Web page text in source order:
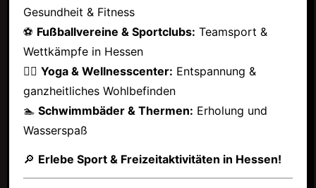
Gesundheit & Fitness
⚽ Fußballvereine & Sportclubs: Teamsport &
Wettkämpfe in Hessen
🧘‍♂️ Yoga & Wellnesscenter: Entspannung &
ganzheitliches Wohlbefinden
🏊 Schwimmbäder & Thermen: Erholung und
Wasserspaß
🔎 Erlebe Sport & Freizeitaktivitäten in Hessen!